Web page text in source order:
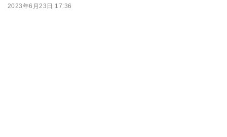
2023年6月23日 17:36